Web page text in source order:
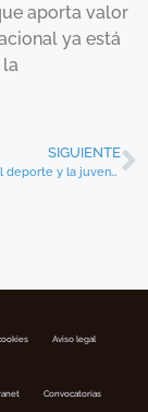
aporta valor
ya está
SIGUIENTE
Apostando por el deporte y la juventud, la correduría de seguros Antonio L. Marín patrocina U.D. Maracena en la temporada 2017/18
Aviso legal
Convocatorias